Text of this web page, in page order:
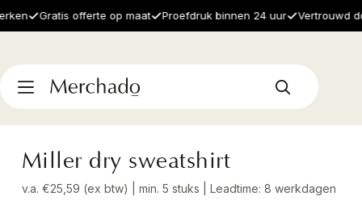
Gratis offerte op maat Proefdruk binnen 24 uur Vertrouwd door
Miller dry sweatshirt
v.a. €25,59 (ex btw) | min. 5 stuks | Leadtime: 8 werkdagen